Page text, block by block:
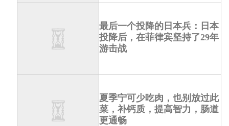
最后一个投降的日本兵：日本
投降后，在菲律宾坚持了29年
游击战
夏季宁可少吃肉，也别放过此
菜，补钙质，提高智力，肠道
更通畅